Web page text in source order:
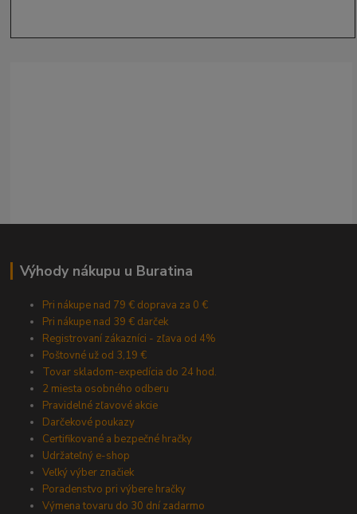
Výhody nákupu u Buratina
Pri nákupe nad 79 € doprava za 0 €
Pri nákupe nad 39 € darček
Registrovaní zákazníci - zľava od 4%
Poštovné už od 3,19 €
Tovar skladom-expedícia do 24 hod.
2 miesta osobného odberu
Pravidelné zľavové akcie
Darčekové poukazy
Certifikované a bezpečné hračky
Udržateľný e-shop
Veľký výber značiek
Poradenstvo pri výbere hračky
Výmena tovaru do 30 dní zadarmo